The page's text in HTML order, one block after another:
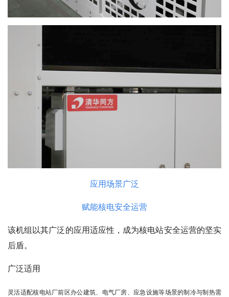
应用场景广泛
赋能核电安全运营
该机组以其广泛的应用适应性，成为核电站安全运营的坚实
后盾。
广泛适用
灵活适配核电站厂前区办公建筑、电气厂房、应急设施等场景的制冷与制热需